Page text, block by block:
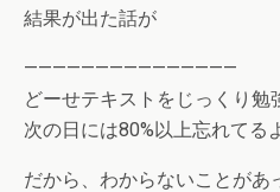
結果が出た話が
———————————————
どーせテキストをじっくり勉
次の日には80%以上忘れてる
だから、わからないことがあ